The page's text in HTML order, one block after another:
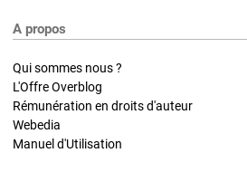
A propos
Qui sommes nous ?
L'Offre Overblog
Rémunération en droits d'auteur
Webedia
Manuel d'Utilisation